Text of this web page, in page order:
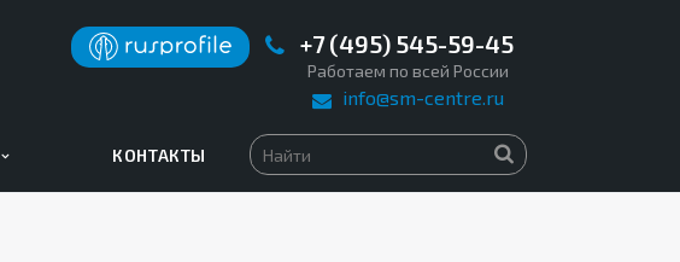
+7 (495) 545-59-45
Работаем по всей России
info@sm-centre.ru
КОНТАКТЫ